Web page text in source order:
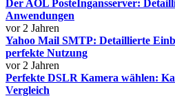
Der AOL PosteIngansserver:
Anwendungen
vor 2 Jahren
Yahoo Mail SMTP: Detaillierte
perfekte Nutzung
vor 2 Jahren
Perfekte DSLR Kamera wählen:
Vergleich